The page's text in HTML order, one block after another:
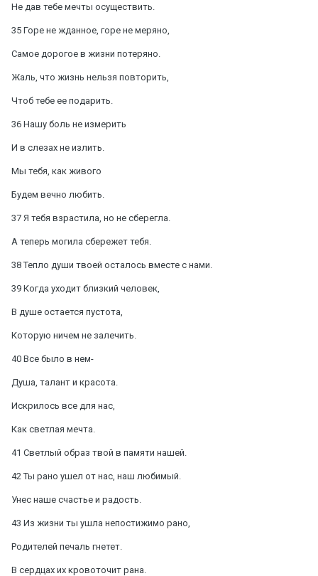
Не дав тебе мечты осуществить.
35 Горе не жданное, горе не меряно,
Самое дорогое в жизни потеряно.
Жаль, что жизнь нельзя повторить,
Чтоб тебе ее подарить.
36 Нашу боль не измерить
И в слезах не излить.
Мы тебя, как живого
Будем вечно любить.
37 Я тебя взрастила, но не сберегла.
А теперь могила сбережет тебя.
38 Тепло души твоей осталось вместе с нами.
39 Когда уходит близкий человек,
В душе остается пустота,
Которую ничем не залечить.
40 Все было в нем-
Душа, талант и красота.
Искрилось все для нас,
Как светлая мечта.
41 Светлый образ твой в памяти нашей.
42 Ты рано ушел от нас, наш любимый.
Унес наше счастье и радость.
43 Из жизни ты ушла непостижимо рано,
Родителей печаль гнетет.
В сердцах их кровоточит рана.